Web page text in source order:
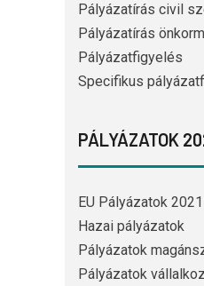
Pályázatírás civil
Pályázatírás
Pályázatfigyelés
Specifikus
PÁLYÁZATOK
EU Pályázatok
Hazai pályázatok
Pályázatok
Pályázatok